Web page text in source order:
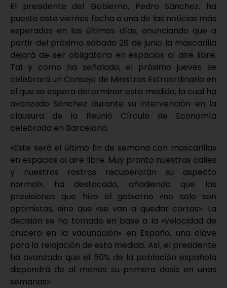
El presidente del Gobierno, Pedro Sánchez, ha
puesto este viernes fecha a una de las noticias más
esperadas en los últimos días, anunciando que a
partir del próximo sábado 26 de junio la mascarilla
dejará de ser obligatoria en espacios al aire libre.
Tal y como ha señalado, el próximo jueves se
celebrará un Consejo de Ministros Extraordinario en
el que se espera determinar esta medida, la cual ha
avanzado Sánchez durante su intervención en la
clausura de la Reunió Círculo de Economía
celebrada en Barcelona.
«Este será el último fin de semana con mascarillas
en espacios al aire libre. Muy pronto nuestras calles
y nuestros rostros recuperarán su aspecto
normal», ha destacado, añadiendo que las
previsiones que hizo el gobierno «no solo son
optimistas, sino que «se van a quedar cortas». La
decisión se ha tomado en base a la «velocidad de
crucero en la vacunación» en España, una clave
para la relajación de esta medida. Así, el presidente
ha avanzado que el 50% de la población española
dispondrá de al menos su primera dosis en unas
semanas».